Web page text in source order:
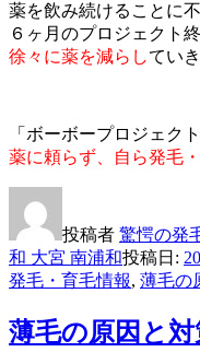
薬を飲み続けることに
６ヶ月のプロジェクト
徐々に薬を減らしてい
「ボーボープロジェク
薬に頼らず、自ら発毛
投稿者 驚愕の発
和 大宮 南浦和投稿日:
発毛・育毛情報, 薄毛の
薄毛の原因と